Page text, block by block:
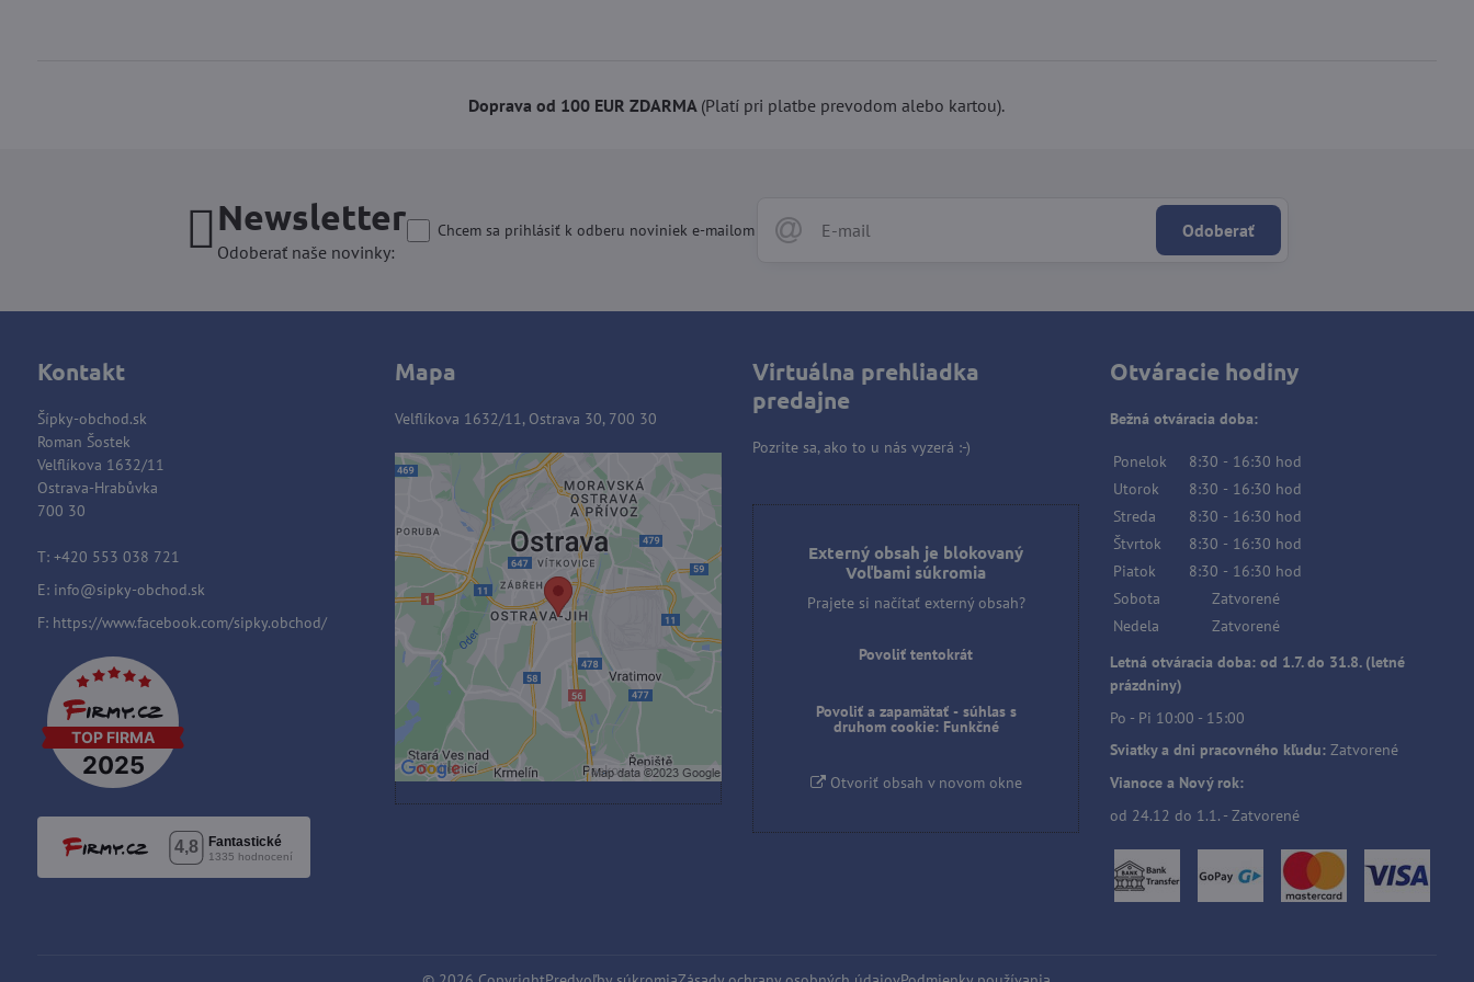
Doprava od 100 EUR ZDARMA (Platí pri platbe prevodom alebo kartou).
Newsletter
Odoberať naše novinky:
Odoberať
Chcem sa prihlásiť k odberu noviniek e-mailom
Kontakt
Šípky-obchod.sk
Roman Šostek
Velflíkova 1632/11
Ostrava-Hrabůvka
700 30
T: +420 553 038 721
E: info@sipky-obchod.sk
F: https://www.facebook.com/sipky.obchod/
Mapa
Velflíkova 1632/11, Ostrava 30, 700 30
Externý obsah je blokovaný
Voľbami súkromia
Prajete si načítať externý obsah?
Povoliť tentokrát
Povoliť a zapamätať - súhlas s
druhom cookie: Funkčné
Otvoriť obsah v novom okne
Virtuálna prehliadka
predajne
Pozrite sa, ako to u nás vyzerá :-)
Externý obsah je blokovaný
Voľbami súkromia
Prajete si načítať externý obsah?
Povoliť tentokrát
Povoliť a zapamätať - súhlas s
druhom cookie: Funkčné
Otvoriť obsah v novom okne
Otváracie hodiny
Bežná otváracia doba:
Ponelok 8:30 - 16:30 hod
Utorok
8:30 - 16:30 hod
Streda
8:30 - 16:30 hod
Štvrtok
8:30 - 16:30 hod
Piatok
8:30 - 16:30 hod
Sobota
Zatvorené
Nedela
Zatvorené
Letná otváracia doba: od 1.7. do 31.8. (letné
prázdniny)
Po - Pi 10:00 - 15:00
Sviatky a dni pracovného kľudu: Zatvorené
Vianoce a Nový rok:
od 24.12 do 1.1. - Zatvorené